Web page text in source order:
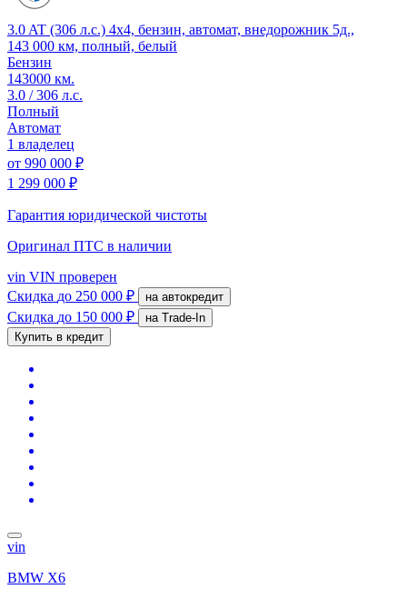
3.0 AT (306 л.с.) 4x4, бензин, автомат, внедорожник 5д.,
143 000 км, полный, белый
Бензин
143000 км.
3.0 / 306 л.с.
Полный
Автомат
1 владелец
от 990 000 ₽
1 299 000 ₽
Гарантия юридической чистоты
Оригинал ПТС в наличии
vin VIN проверен
Скидка до 250 000 ₽ на автокредит
Скидка до 150 000 ₽
на Trade-In
Купить в кредит
vin
BMW X6